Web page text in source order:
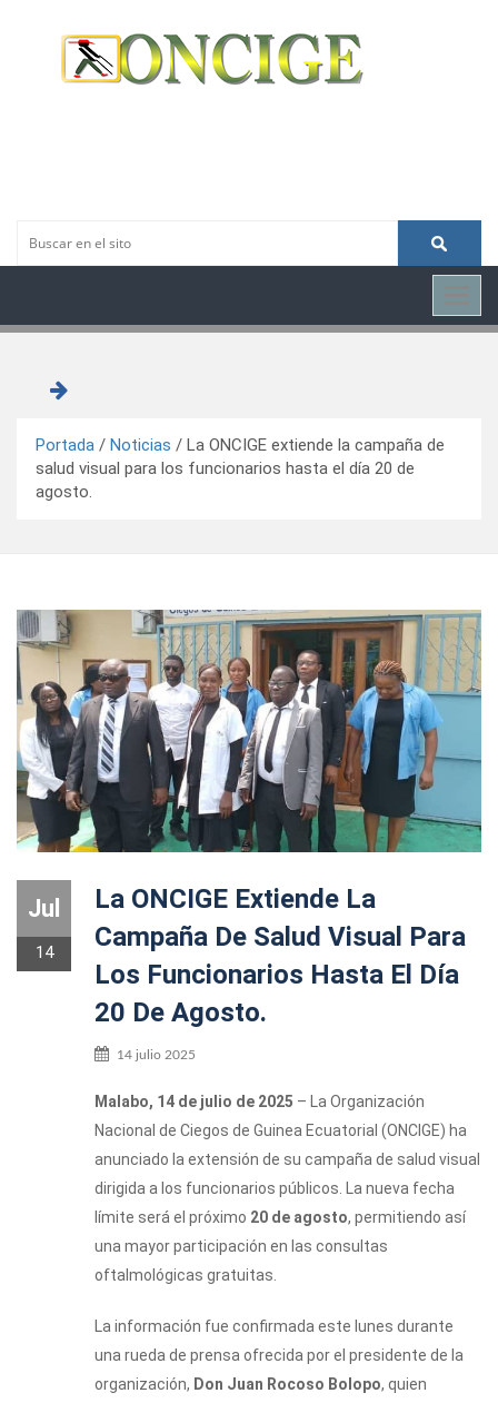
Portada / Noticias / La ONCIGE extiende la campaña de
salud visual para los funcionarios hasta el día 20 de
agosto.
Jul
14
La ONCIGE Extiende La
Campaña De Salud Visual Para
Los Funcionarios Hasta El Día
20 De Agosto.
14 julio 2025
Malabo, 14 de julio de 2025 – La Organización
Nacional de Ciegos de Guinea Ecuatorial (ONCIGE) ha
anunciado la extensión de su campaña de salud visual
dirigida a los funcionarios públicos. La nueva fecha
límite será el próximo 20 de agosto, permitiendo así
una mayor participación en las consultas
oftalmológicas gratuitas.
La información fue confirmada este lunes durante
una rueda de prensa ofrecida por el presidente de la
organización, Don Juan Rocoso Bolopo, quien